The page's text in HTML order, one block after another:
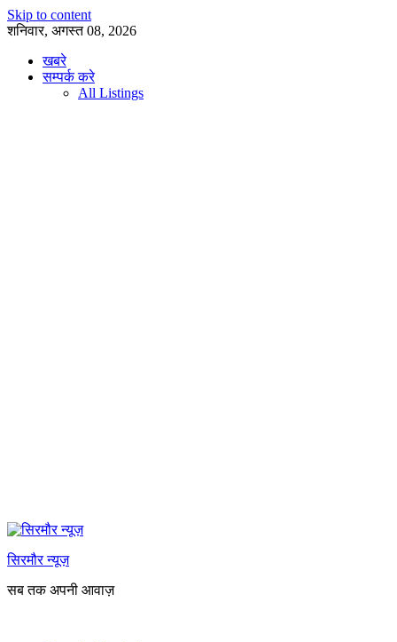
Skip to content
शनिवार, अगस्त 08, 2026
खबरे
सम्पर्क करे
All Listings
सिरमौर न्यूज़
सब तक अपनी आवाज़